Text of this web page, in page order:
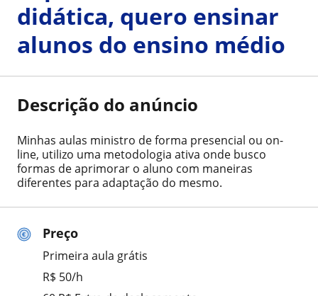
Preço
Primeira aula grátis
R$ 50/h
didática, quero ensinar
alunos do ensino médio
Descrição do anúncio
Minhas aulas ministro de forma presencial ou on-
line, utilizo uma metodologia ativa onde busco
formas de aprimorar o aluno com maneiras
diferentes para adaptação do mesmo.